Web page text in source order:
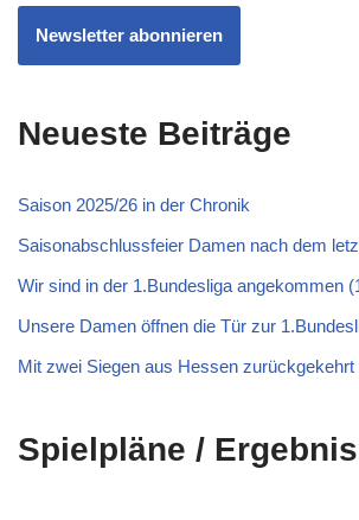
Newsletter abonnieren
Neueste Beiträge
Saison 2025/26 in der Chronik
Saisonabschlussfeier Damen nach dem
Wir sind in der 1.Bundesliga angekommen
Unsere Damen öffnen die Tür zur
Mit zwei Siegen aus Hessen zurückgekehrt
Spielpläne /